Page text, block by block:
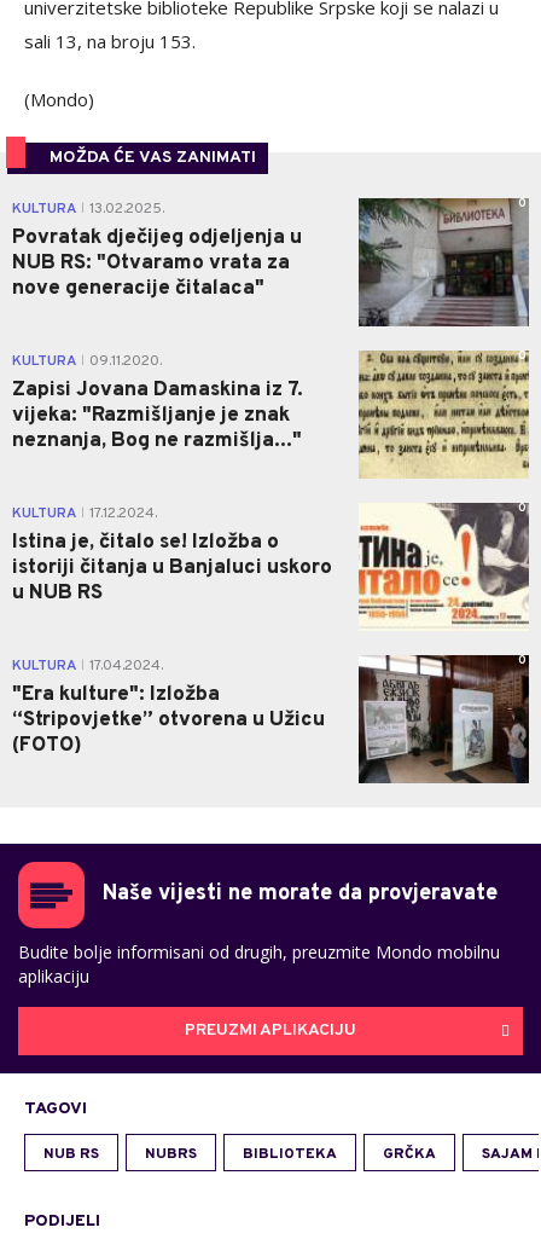
univerzitetske biblioteke Republike Srpske koji se nalazi u
sali 13, na broju 153.
(Mondo)
MOŽDA ĆE VAS ZANIMATI
KULTURA 13.02.2025.
Povratak dječijeg odjeljenja u
NUB RS: "Otvaramo vrata za
nove generacije čitalaca"
0
KULTURA 09.11.2020.
Zapisi Jovana Damaskina iz 7.
vijeka: "Razmišljanje je znak
neznanja, Bog ne razmišlja..."
0
KULTURA 17.12.2024.
Istina je, čitalo se! Izložba o
istoriji čitanja u Banjaluci uskoro
u NUB RS
0
KULTURA 17.04.2024.
"Era kulture": Izložba
“Stripovjetke” otvorena u Užicu
(FOTO)
0
Naše vijesti ne morate da provjeravate
Budite bolje informisani od drugih, preuzmite Mondo mobilnu
aplikaciju
PREUZMI APLIKACIJU
TAGOVI
NUB RS NUBRS BIBLIOTEKA GRČKA SAJAM
PODIJELI